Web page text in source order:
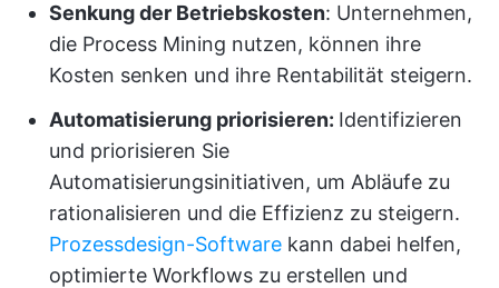
Senkung der Betriebskosten: Unternehmen,
die Process Mining nutzen, können ihre
Kosten senken und ihre Rentabilität steigern.
Automatisierung priorisieren: Identifizieren
und priorisieren Sie
Automatisierungsinitiativen, um Abläufe zu
rationalisieren und die Effizienz zu steigern.
Prozessdesign-Software kann dabei helfen,
optimierte Workflows zu erstellen und